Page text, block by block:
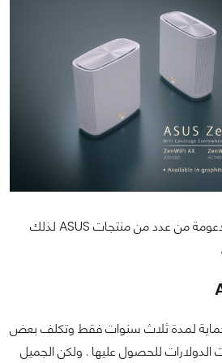
بالتأكيد هذه التقنية تأتي مدعومة من عدد من منتجات ASUS لذلك
لمدة ثلاث سنوات فقط وتكلف بعض
الدولارات للحصول عليها . ولكن الجميل